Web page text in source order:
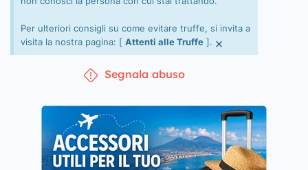
Per ulteriori consigli su come evitare truffe, si invita a
visita la nostra pagina: [ Attenti alle Truffe ]. ×
Segnala abuso